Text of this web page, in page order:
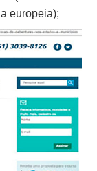
europeia);